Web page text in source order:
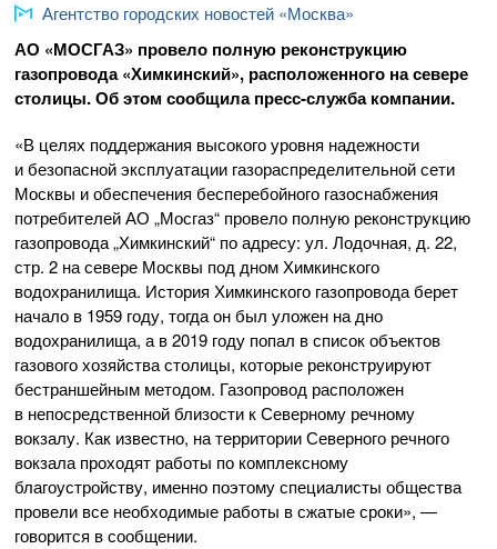
Агентство городских новостей «Москва»
АО «МОСГАЗ» провело полную реконструкцию
газопровода «Химкинский», расположенного на севере
столицы. Об этом сообщилапресс-службакомпании.
«В целях поддержания высокого уровня надежности
и безопасной эксплуатации газораспределительной сети
Москвы и обеспечения бесперебойного газоснабжения
потребителей АО „Мосгаз“ провело полную реконструкцию
газопровода „Химкинский“ по адресу: ул. Лодочная, д. 22,
стр. 2 на севере Москвы под дном Химкинского
водохранилища. История Химкинского газопровода берет
начало в 1959 году, тогда он был уложен на дно
водохранилища, а в 2019 году попал в список объектов
газового хозяйства столицы, которые реконструируют
бестраншейным методом. Газопровод расположен
в непосредственной близости к Северному речному
вокзалу. Как известно, на территории Северного речного
вокзала проходят работы по комплексному
благоустройству, именно поэтому специалисты общества
провели все необходимые работы в сжатые сроки», —
говорится в сообщении.